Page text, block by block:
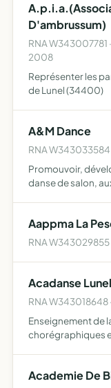
D'ambrussum)
RNA W343007781
2008
Représenter les
de Lunel (34400)
A&M Dance
RNA W343033584
Promouvoir,
danse de salon,
favoriser …
Aappma La
RNA W343029855
Acadanse Lunel
RNA W343018648
Enseignement de
chorégraphiques
Academie De